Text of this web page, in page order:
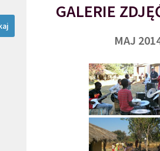
GALERIE
MAJ